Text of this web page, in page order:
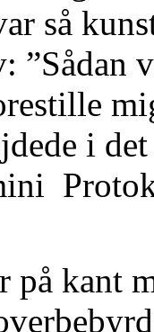
så
”Sådan
i
på kant